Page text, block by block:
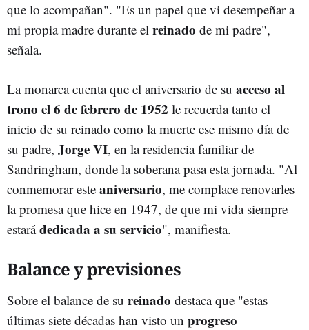
que lo acompañan". "Es un papel que vi desempeñar a
mi propia madre durante el reinado de mi padre",
señala.
La monarca cuenta que el aniversario de su acceso al
trono el 6 de febrero de 1952 le recuerda tanto el
inicio de su reinado como la muerte ese mismo día de
su padre, Jorge VI, en la residencia familiar de
Sandringham, donde la soberana pasa esta jornada. "Al
conmemorar este aniversario, me complace renovarles
la promesa que hice en 1947, de que mi vida siempre
estarádedicada a su servicio", manifiesta.
Balance y previsiones
Sobre el balance de su reinado destaca que "estas
últimas siete décadas han visto un progreso